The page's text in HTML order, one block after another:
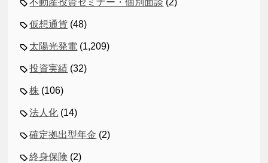
不動産投資セミナー・個別面談 (2)
仮想通貨 (48)
太陽光発電 (1,209)
投資実績 (32)
株 (106)
法人化 (14)
確定拠出型年金 (2)
終身保険 (2)